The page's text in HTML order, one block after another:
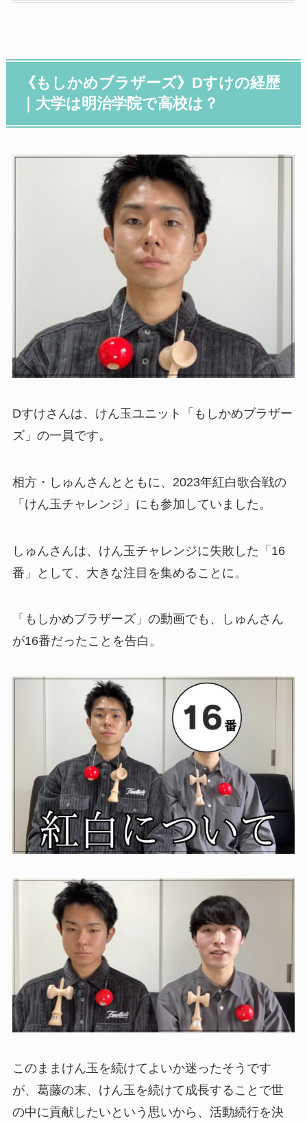
《もしかめブラザーズ》Dすけの経歴
｜大学は明治学院で高校は？
Dすけさんは、けん玉ユニット「もしかめブラザー
ズ」の一員です。
相方・しゅんさんとともに、2023年紅白歌合戦の
「けん玉チャレンジ」にも参加していました。
しゅんさんは、けん玉チャレンジに失敗した「16
番」として、大きな注目を集めることに。
「もしかめブラザーズ」の動画でも、しゅんさん
が16番だったことを告白。
このままけん玉を続けてよいか迷ったそうです
が、葛藤の末、けん玉を続けて成長することで世
の中に貢献したいという思いから、活動続行を決